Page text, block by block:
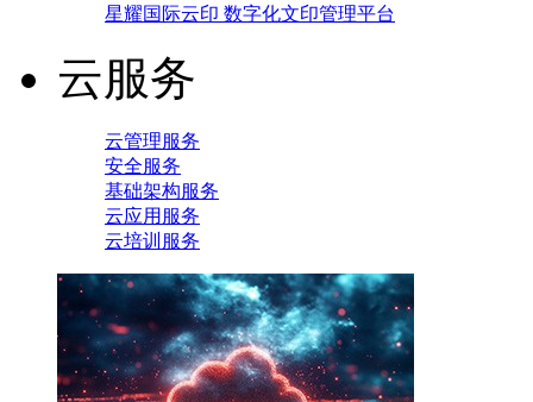
星耀国际云印 数字化文印管理平台
云服务
云管理服务
安全服务
基础架构服务
云应用服务
云培训服务